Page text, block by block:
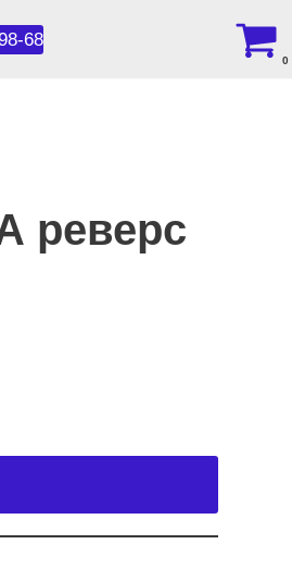
68
0
реверс